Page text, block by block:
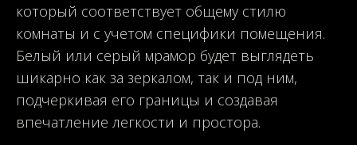
который соответствует общему стилю
комнаты и с учетом специфики помещения.
Белый или серый мрамор будет выглядеть
шикарно как за зеркалом, так и под ним,
подчеркивая его границы и создавая
впечатление легкости и простора.